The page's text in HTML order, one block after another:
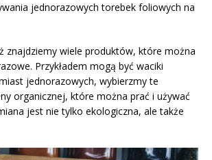
jednorazowych torebek foliowych na
znajdziemy wiele produktów, które można
Przykładem mogą być waciki
jednorazowych, wybierzmy te
organicznej, które można prać i używać
jest nie tylko ekologiczna, ale także